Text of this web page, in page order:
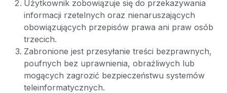
Użytkownik zobowiązuje się do przekazywania
informacji rzetelnych oraz nienaruszających
obowiązujących przepisów prawa ani praw osób
trzecich.
Zabronione jest przesyłanie treści bezprawnych,
poufnych bez uprawnienia, obraźliwych lub
mogących zagrozić bezpieczeństwu systemów
teleinformatycznych.